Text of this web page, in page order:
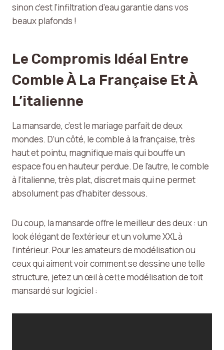
sinon c’est l’infiltration d’eau garantie dans vos
beaux plafonds !
Le Compromis Idéal Entre
Comble À La Française Et À
L’italienne
La mansarde, c’est le mariage parfait de deux
mondes. D’un côté, le comble à la française, très
haut et pointu, magnifique mais qui bouffe un
espace fou en hauteur perdue. De l’autre, le comble
à l’italienne, très plat, discret mais qui ne permet
absolument pas d’habiter dessous.
Du coup, la mansarde offre le meilleur des deux : un
look élégant de l’extérieur et un volume XXL à
l’intérieur. Pour les amateurs de modélisation ou
ceux qui aiment voir comment se dessine une telle
structure, jetez un œil à cette modélisation de toit
mansardé sur logiciel :